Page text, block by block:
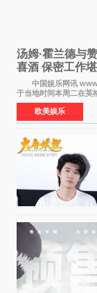
汤姆·霍兰德与
喜酒 保密工作
中国娱乐网讯 www
于当地时间本周二在英
顿）举办婚宴，邀请家
欧美娱乐